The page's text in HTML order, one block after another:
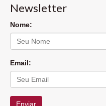
Newsletter
Nome:
Email:
Enviar